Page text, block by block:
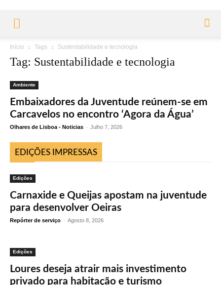
Início Tags Sustentabilidade e tecnologia
Tag: Sustentabilidade e tecnologia
Ambiente
Embaixadores da Juventude reúnem-se em
Carcavelos no encontro ‘Agora da Água’
Olhares de Lisboa - Noticias - Julho 7, 2026
EDIÇÕES IMPRESSAS
Edições
Carnaxide e Queijas apostam na juventude
para desenvolver Oeiras
Repórter de serviço - Agosto 8, 2026
Edições
Loures deseja atrair mais investimento
privado para habitação e turismo